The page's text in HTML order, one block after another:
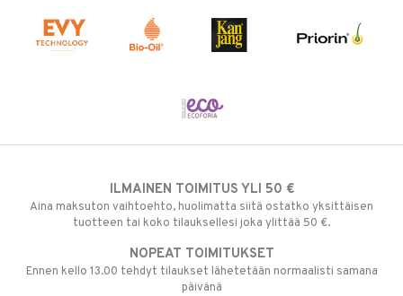
ILMAINEN TOIMITUS YLI 50 €
Aina maksuton vaihtoehto, huolimatta siitä ostatko yksittäisen
tuotteen tai koko tilauksellesi joka ylittää 50 €.
NOPEAT TOIMITUKSET
Ennen kello 13.00 tehdyt tilaukset lähetetään normaalisti samana
päivänä